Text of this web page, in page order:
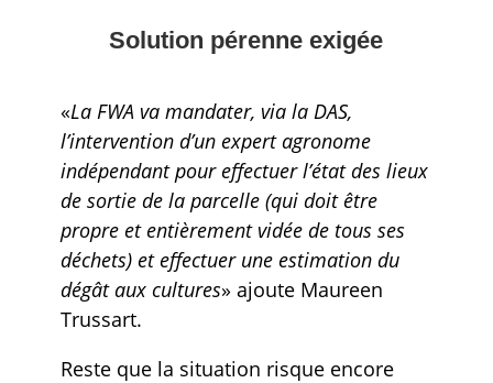
Solution pérenne exigée
«La FWA va mandater, via la DAS,
l’intervention d’un expert agronome
indépendant pour effectuer l’état des lieux
de sortie de la parcelle (qui doit être
propre et entièrement vidée de tous ses
déchets) et effectuer une estimation du
dégât aux cultures» ajoute Maureen
Trussart.
Reste que la situation risque encore